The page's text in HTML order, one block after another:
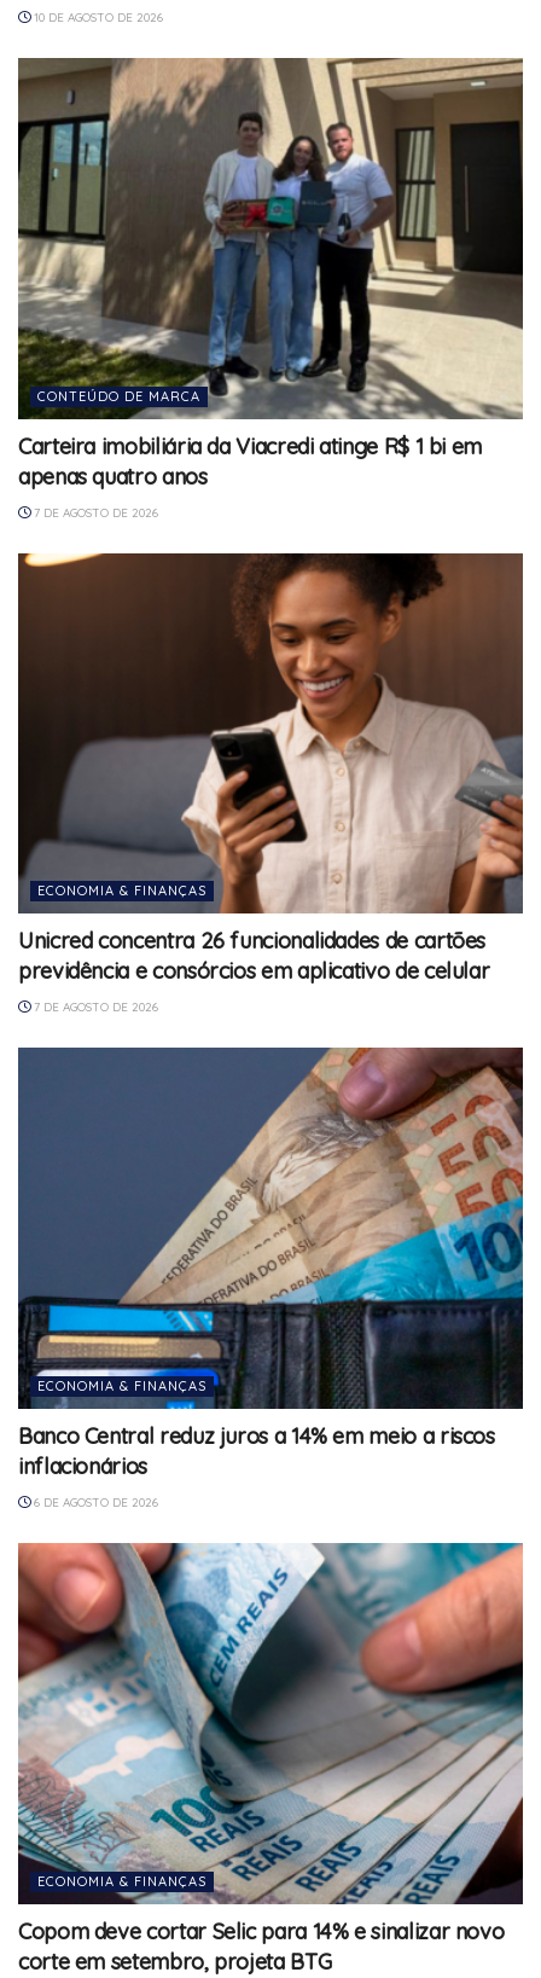
10 DE AGOSTO DE 2026
CONTEÚDO DE MARCA
Carteira imobiliária da Viacredi atinge R$ 1 bi em
apenas quatro anos
7 DE AGOSTO DE 2026
ECONOMIA & FINANÇAS
Unicred concentra 26 funcionalidades de cartões
previdência e consórcios em aplicativo de celular
7 DE AGOSTO DE 2026
ECONOMIA & FINANÇAS
Banco Central reduz juros a 14% em meio a riscos
inflacionários
6 DE AGOSTO DE 2026
ECONOMIA & FINANÇAS
Copom deve cortar Selic para 14% e sinalizar novo
corte em setembro, projeta BTG